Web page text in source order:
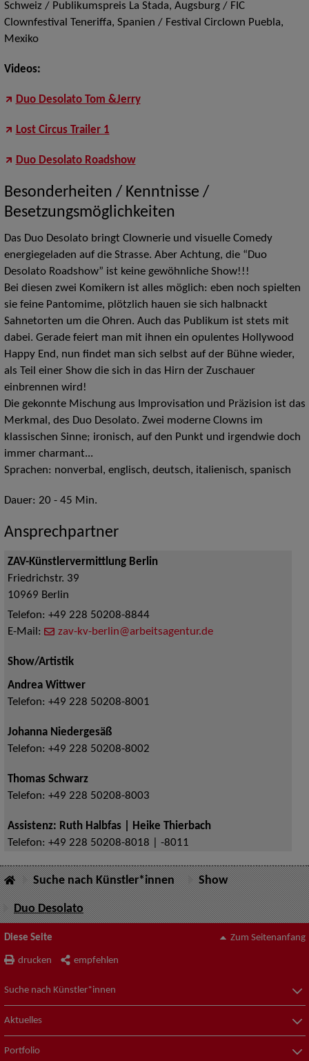
Schweiz / Publikumspreis La Stada, Augsburg / FIC
Clownfestival Teneriffa, Spanien / Festival Circlown Puebla,
Mexiko
Videos:
Duo Desolato Tom &Jerry
Lost Circus Trailer 1
Duo Desolato Roadshow
Besonderheiten / Kenntnisse /
Besetzungsmöglichkeiten
Das Duo Desolato bringt Clownerie und visuelle Comedy
energiegeladen auf die Strasse. Aber Achtung, die “Duo
Desolato Roadshow” ist keine gewöhnliche Show!!!
Bei diesen zwei Komikern ist alles möglich: eben noch spielten
sie feine Pantomime, plötzlich hauen sie sich halbnackt
Sahnetorten um die Ohren. Auch das Publikum ist stets mit
dabei. Gerade feiert man mit ihnen ein opulentes Hollywood
Happy End, nun findet man sich selbst auf der Bühne wieder,
als Teil einer Show die sich in das Hirn der Zuschauer
einbrennen wird!
Die gekonnte Mischung aus Improvisation und Präzision ist das
Merkmal, des Duo Desolato. Zwei moderne Clowns im
klassischen Sinne; ironisch, auf den Punkt und irgendwie doch
immer charmant...
Sprachen: nonverbal, englisch, deutsch, italienisch, spanisch
Dauer: 20 - 45 Min.
Ansprechpartner
ZAV-Künstlervermittlung Berlin
Friedrichstr. 39
10969 Berlin
Telefon: +49 228 50208-8844
E-Mail:
zav-kv-berlin@arbeitsagentur.de
Show/Artistik
Andrea Wittwer
Telefon: +49 228 50208-8001
Johanna Niedergesäß
Telefon: +49 228 50208-8002
Thomas Schwarz
Telefon: +49 228 50208-8003
Assistenz: Ruth Halbfas | Heike Thierbach
Telefon: +49 228 50208-8018 | -8011
Suche nach Künstler*innen Show
Duo Desolato
Diese Seite
drucken empfehlen
Zum Seitenanfang
Suche nach Künstler*innen
Aktuelles
Portfolio